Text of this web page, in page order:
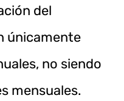
del
únicamente
no siendo
mensuales.